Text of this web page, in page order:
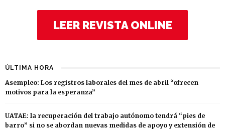
LEER REVISTA ONLINE
ÚLTIMA HORA
Asempleo: Los registros laborales del mes de abril “ofrecen
motivos para la esperanza”
UATAE: la recuperación del trabajo autónomo tendrá “pies de
barro” si no se abordan nuevas medidas de apoyo y extensión de